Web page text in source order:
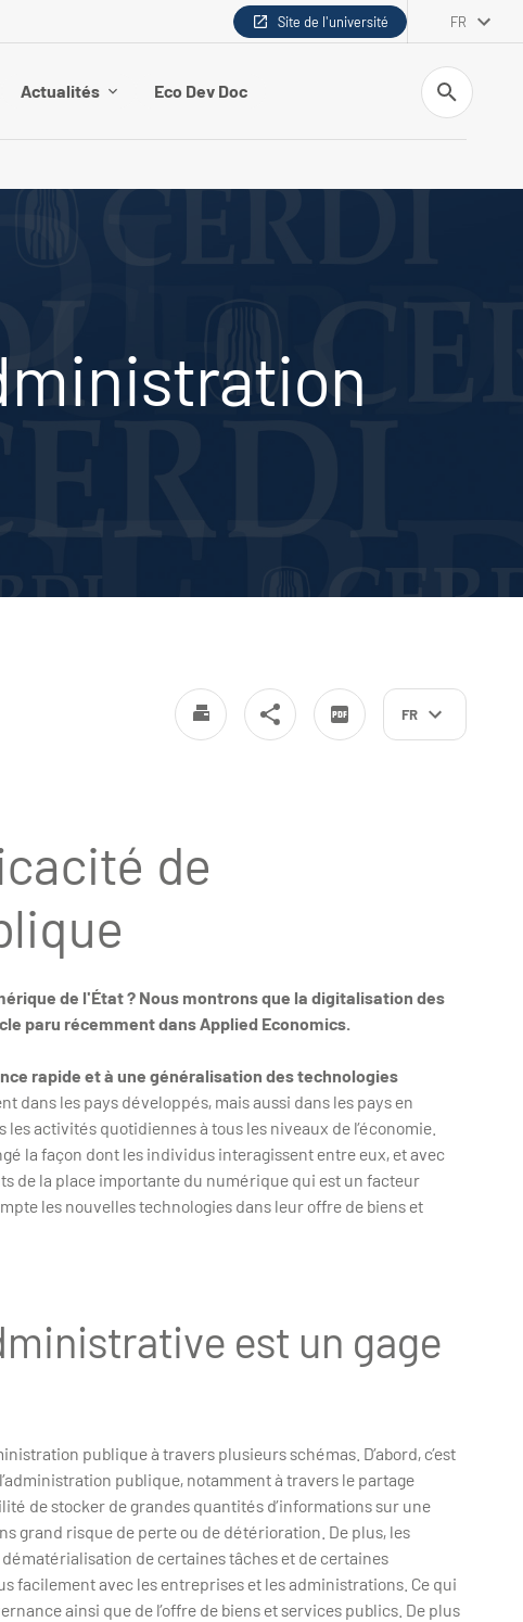
Site de l'université FR
Actualités Eco Dev Doc
Recherche
FR
de
de l'État ? Nous montrons que la digitalisation des
paru récemment dans Applied Economics.
rapide et à une généralisation des technologies
dans les pays développés, mais aussi dans les pays en
activités quotidiennes à tous les niveaux de l’économie.
la façon dont les individus interagissent entre eux, et avec
de la place importante du numérique qui est un facteur
les nouvelles technologies dans leur offre de biens et
est un gage
publique à travers plusieurs schémas. D’abord, c’est
publique, notamment à travers le partage
de stocker de grandes quantités d’informations sur une
grand risque de perte ou de détérioration. De plus, les
de certaines tâches et de certaines
facilement avec les entreprises et les administrations. Ce qui
ainsi que de l’offre de biens et services publics. De plus